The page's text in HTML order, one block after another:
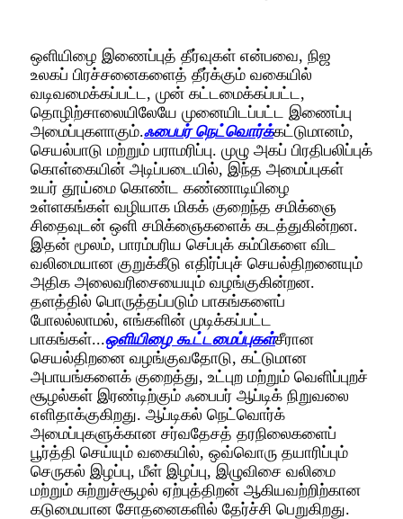
ஒளியிழை இணைப்புத் தீர்வுகள் என்பவை, நிஜ
உலகப் பிரச்சனைகளைத் தீர்க்கும் வகையில்
வடிவமைக்கப்பட்ட, முன் கட்டமைக்கப்பட்ட,
தொழிற்சாலையிலேயே முனையிடப்பட்ட இணைப்பு
அமைப்புகளாகும்.ஃபைபர் நெட்வொர்க்கட்டுமானம்,
செயல்பாடு மற்றும் பராமரிப்பு. முழு அகப் பிரதிபலிப்புக்
கொள்கையின் அடிப்படையில், இந்த அமைப்புகள்
உயர் தூய்மை கொண்ட கண்ணாடியிழை
உள்ளகங்கள் வழியாக மிகக் குறைந்த சமிக்ஞை
சிதைவுடன் ஒளி சமிக்ஞைகளைக் கடத்துகின்றன.
இதன் மூலம், பாரம்பரிய செப்புக் கம்பிகளை விட
வலிமையான குறுக்கீடு எதிர்ப்புச் செயல்திறனையும்
அதிக அலைவரிசையையும் வழங்குகின்றன.
தளத்தில் பொருத்தப்படும் பாகங்களைப்
போலல்லாமல், எங்களின் முடிக்கப்பட்ட
பாகங்கள்...ஒளியிழை கூட்டமைப்புகள்சீரான
செயல்திறனை வழங்குவதோடு, கட்டுமான
அபாயங்களைக் குறைத்து, உட்புற மற்றும் வெளிப்புறச்
சூழல்கள் இரண்டிற்கும் ஃபைபர் ஆப்டிக் நிறுவலை
எளிதாக்குகிறது. ஆப்டிகல் நெட்வொர்க்
அமைப்புகளுக்கான சர்வதேசத் தரநிலைகளைப்
பூர்த்தி செய்யும் வகையில், ஒவ்வொரு தயாரிப்பும்
செருகல் இழப்பு, மீள் இழப்பு, இழுவிசை வலிமை
மற்றும் சுற்றுச்சூழல் ஏற்புத்திறன் ஆகியவற்றிற்கான
கடுமையான சோதனைகளில் தேர்ச்சி பெறுகிறது.